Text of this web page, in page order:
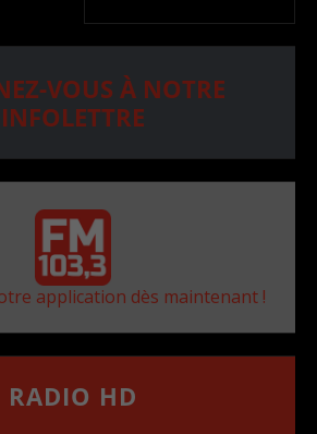
VOUS À NOTRE
INFOLETTRE
application dès maintenant !
RADIO HD